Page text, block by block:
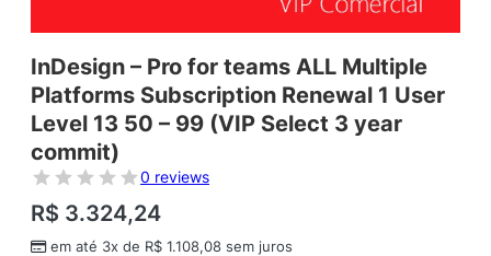
InDesign – Pro for teams ALL Multiple
Platforms Subscription Renewal 1 User
Level 13 50 – 99 (VIP Select 3 year
commit)
0 reviews
R$ 3.324,24
em até 3x de R$ 1.108,08 sem juros